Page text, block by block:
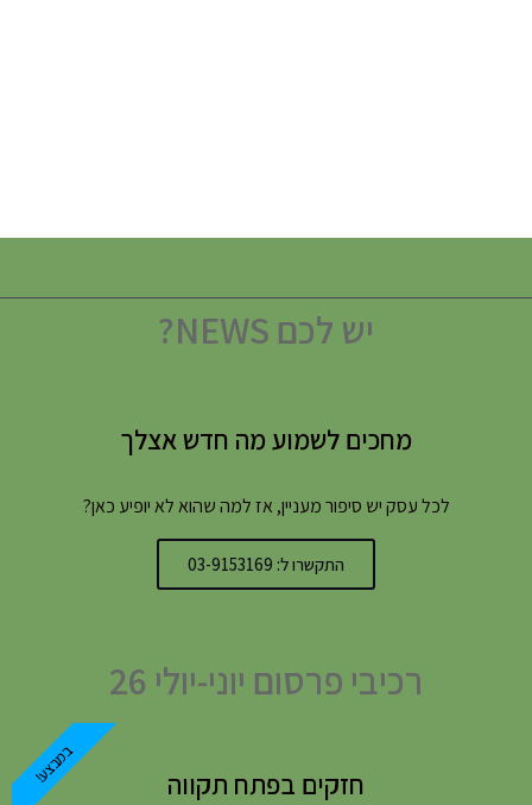
יש לכם NEWS?
מחכים לשמוע מה חדש אצלך
לכל עסק יש סיפור מעניין, אז למה שהוא לא יופיע כאן?
התקשרו ל: 03-9153169
רכיבי פרסום יוני-יולי 26
חזקים בפתח תקווה במבצע!